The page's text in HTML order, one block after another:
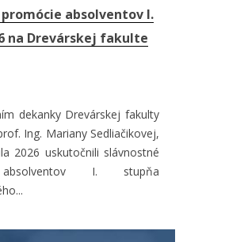
absolventov I.
na Drevárskej fakulte
dekanky Drevárskej fakulty
Ing. Mariany Sedliačikovej,
2026 uskutočnili slávnostné
I. stupňa